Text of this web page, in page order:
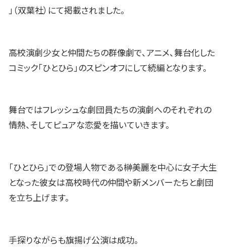
」（双葉社）にて掲載されました。
高校演劇少女と仲間たちの群像劇で、アニメ、舞台化した
コミック「ひとひら」のスピンオフにして続編となります。
舞台ではフレッシュな劇団員たちの演劇へのそれぞれの
情熱、そしてピュアな恋愛を描いていきます。
「ひとひら」での登場人物である榊美麗を中心に女子大生
となった彼女は高校時代の仲間や新メンバーたちと劇団
を立ち上げます。
手探りながらも旗揚げ公演は成功。